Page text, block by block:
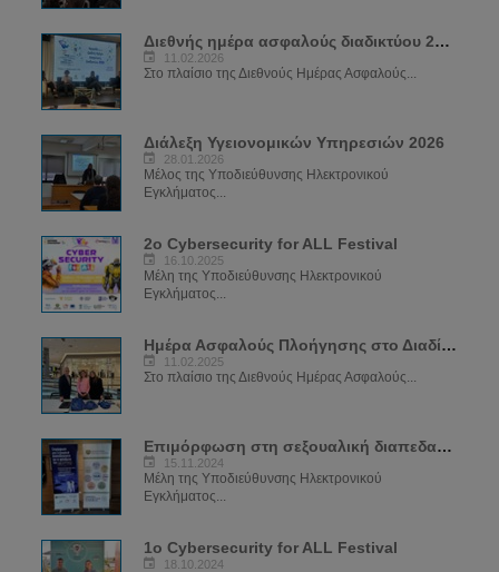
Διεθνής ημέρα ασφαλούς διαδικτύου 2026
11.02.2026
Στο πλαίσιο της Διεθνούς Ημέρας Ασφαλούς...
Διάλεξη Υγειονομικών Υπηρεσιών 2026
28.01.2026
Μέλος της Υποδιεύθυνσης Ηλεκτρονικού
Εγκλήματος...
2ο Cybersecurity for ALL Festival
16.10.2025
Μέλη της Υποδιεύθυνσης Ηλεκτρονικού
Εγκλήματος...
Ημέρα Ασφαλούς Πλοήγησης στο Διαδίκτυο 2025
11.02.2025
Στο πλαίσιο της Διεθνούς Ημέρας Ασφαλούς...
Επιμόρφωση στη σεξουαλική διαπεδαγώγιση για το φαινόμενο του Sexting
15.11.2024
Μέλη της Υποδιεύθυνσης Ηλεκτρονικού
Εγκλήματος...
1ο Cybersecurity for ALL Festival
18.10.2024